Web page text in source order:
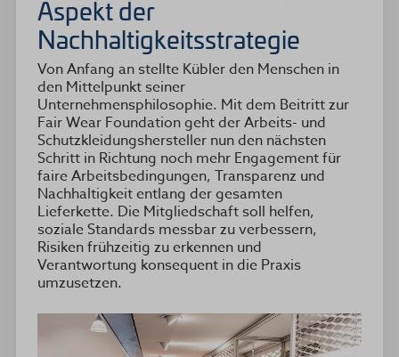
Aspekt der
Nachhaltigkeitsstrategie
Von Anfang an stellte Kübler den Menschen in
den Mittelpunkt seiner
Unternehmensphilosophie. Mit dem Beitritt zur
Fair Wear Foundation geht der Arbeits- und
Schutzkleidungshersteller nun den nächsten
Schritt in Richtung noch mehr Engagement für
faire Arbeitsbedingungen, Transparenz und
Nachhaltigkeit entlang der gesamten
Lieferkette. Die Mitgliedschaft soll helfen,
soziale Standards messbar zu verbessern,
Risiken frühzeitig zu erkennen und
Verantwortung konsequent in die Praxis
umzusetzen.